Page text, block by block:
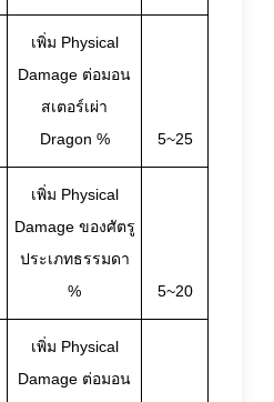
เพิ่ม Physical
Damage ต่อมอน
สเตอร์เผ่า
Dragon %
5~25
เพิ่ม Physical
Damage ของศัตรู
ประเภทธรรมดา
%
5~20
เพิ่ม Physical
Damage ต่อมอน